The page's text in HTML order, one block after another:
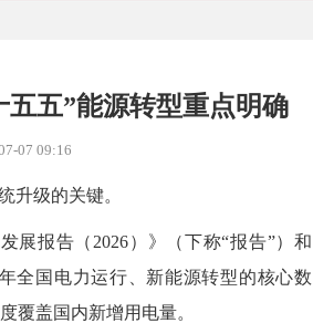
五”能源转型重点明确
07 09:16
级的关键。
报告（2026）》（下称“报告”）和
全国电力运行、新能源转型的核心数
覆盖国内新增用电量。